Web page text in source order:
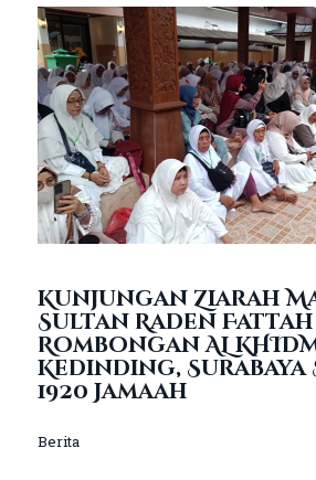
Kunjungan Ziarah
Sultan Raden
Rombongan AL
Kedinding, Surabaya
1920 Jamaah
Berita